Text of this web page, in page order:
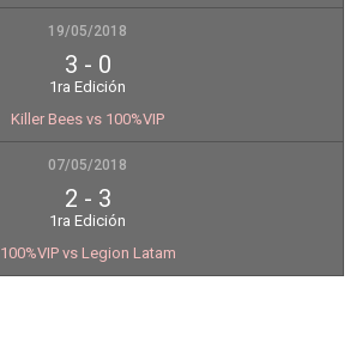
19/05/2018
3 - 0
1ra Edición
Killer Bees vs 100%VIP
07/05/2018
2 - 3
1ra Edición
100%VIP vs Legion Latam